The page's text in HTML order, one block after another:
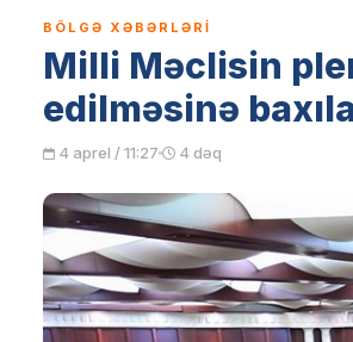
BÖLGƏ XƏBƏRLƏRI
Milli Məclisin
edilməsinə
4 aprel / 11:27 4 dəq